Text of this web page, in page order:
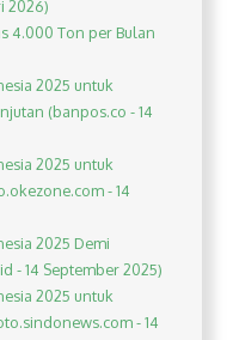
2026)
4.000 Ton per Bulan
2025 untuk
(banpos.co - 14
2025 untuk
- 14
2025 Demi
- 14 September 2025)
2025 untuk
- 14